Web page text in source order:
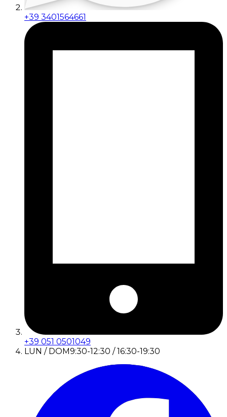
+39 3401564661
+39 051 0501049
LUN / DOM9:30-12:30 / 16:30-19:30